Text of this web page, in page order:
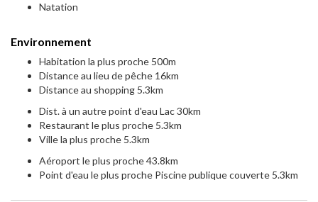
Natation
Environnement
Habitation la plus proche 500m
Distance au lieu de pêche 16km
Distance au shopping 5.3km
Dist. à un autre point d'eau Lac 30km
Restaurant le plus proche 5.3km
Ville la plus proche 5.3km
Aéroport le plus proche 43.8km
Point d'eau le plus proche Piscine publique couverte 5.3km